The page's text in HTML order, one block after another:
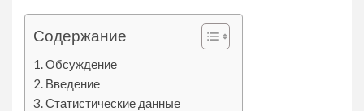
Содержание
Обсуждение
Введение
Статистические данные